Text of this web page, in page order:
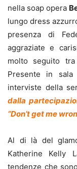
nella soap opera
lungo dress
presenza di
aggraziate e
molto seguito
Presente in sala
interviste della
dalla
“Don’t get me
Al di là del
Katherine Kelly
tendenze che